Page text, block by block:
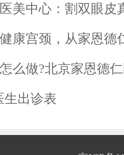
美中心：割双眼皮
康宫颈，从家恩德
么做?北京家恩德
生出诊表